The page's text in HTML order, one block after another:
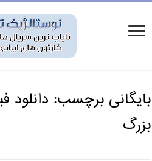
بایگانی برچسب: دانلود
بزرگ